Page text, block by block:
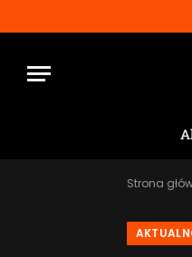
Strona